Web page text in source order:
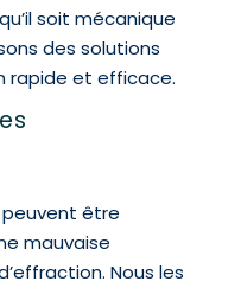
soit mécanique
des solutions
rapide et efficace.
peuvent être
mauvaise
Nous les